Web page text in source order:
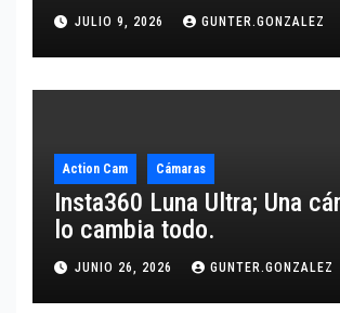
JULIO 9, 2026 GUNTER.GONZALEZ
Action Cam Cámaras
Insta360 Luna Ultra; Una
lo cambia todo.
JUNIO 26, 2026 GUNTER.GONZALEZ